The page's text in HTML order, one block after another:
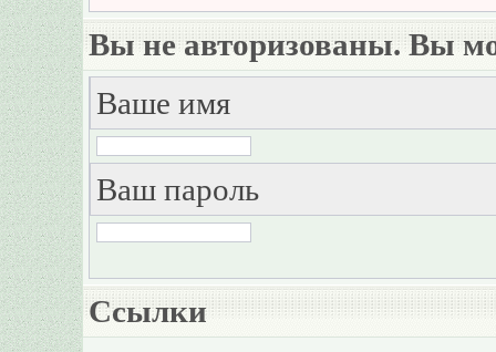
Вы не авторизованы. Вы
Ваше имя
Ваш пароль
Ссылки